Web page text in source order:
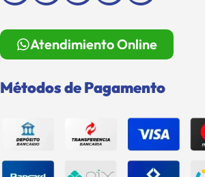
Atendimiento Online
Métodos de Pagamento